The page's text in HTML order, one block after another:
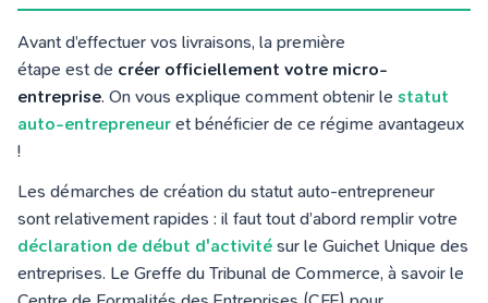
Avant d’effectuer vos livraisons, la première
étape est de créer officiellement votre micro-
entreprise. On vous explique comment obtenir le statut
auto-entrepreneur et bénéficier de ce régime avantageux
!
Les démarches de création du statut auto-entrepreneur
sont relativement rapides : il faut tout d’abord remplir votre
déclaration de début d'activité sur le Guichet Unique des
entreprises. Le Greffe du Tribunal de Commerce, à savoir le